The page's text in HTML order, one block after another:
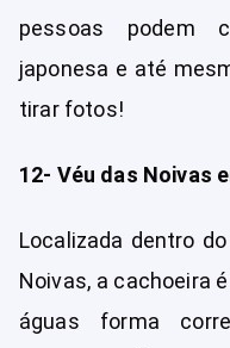
pessoas podem
japonesa e até
tirar fotos!
12- Véu das Noivas
Localizada dentro
Noivas, a cachoeira
águas forma